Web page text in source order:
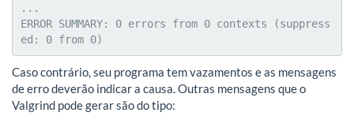
...
ERROR SUMMARY: 0 errors from 0 contexts (suppress
ed: 0 from 0)
Caso contrário, seu programa tem vazamentos e as mensagens
de erro deverão indicar a causa. Outras mensagens que o
Valgrind pode gerar são do tipo: